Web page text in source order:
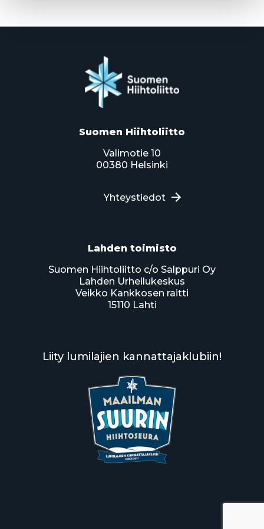
Suomen Hiihtoliitto
Valimotie 10
00380 Helsinki
Yhteystiedot
Lahden toimisto
Suomen Hiihtoliitto c/o Salppuri Oy
Lahden Urheilukeskus
Veikko Kankkosen raitti
15110 Lahti
Liity lumilajien kannattajaklubiin!